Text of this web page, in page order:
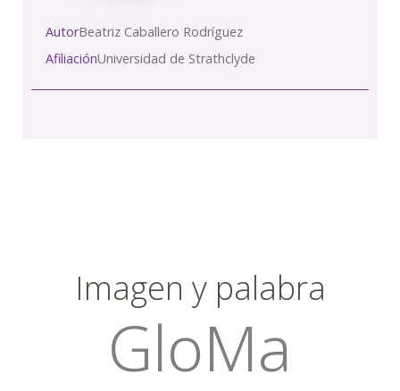
AutorBeatriz Caballero Rodríguez
AfiliaciónUniversidad de Strathclyde
Imagen y palabra
GloMa